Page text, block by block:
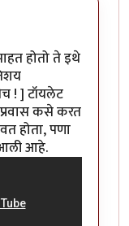
होतो ते इथे
! ] टॉयलेट
कसे करत
होता, पणा
आली आहे.